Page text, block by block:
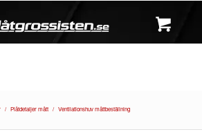
/ Plåtdetaljer mått / Ventilationshuv måttbeställning